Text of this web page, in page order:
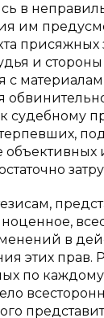
в
им
присяжных
и
с
судебному
в
этих
по каждому